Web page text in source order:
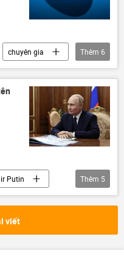
chuyên gia
Putin
Thêm 6
Putin
Thêm 5
viết